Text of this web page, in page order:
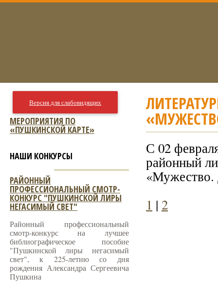
С 02
районный
«Мужество.
1 | 2
Версия для слабовидящих
МЕРОПРИЯТИЯ ПО
«ПУШКИНСКОЙ КАРТЕ»
НАШИ КОНКУРСЫ
РАЙОННЫЙ
ПРОФЕССИОНАЛЬНЫЙ СМОТР-
КОНКУРС "ПУШКИНСКОЙ ЛИРЫ
НЕГАСИМЫЙ СВЕТ"
Районный профессиональный
смотр-конкурс на лучшее
библиографическое пособие
"Пушкинской лиры негасимый
свет", к 225-летию со дня
рождения Александра Сергеевича
Пушкина